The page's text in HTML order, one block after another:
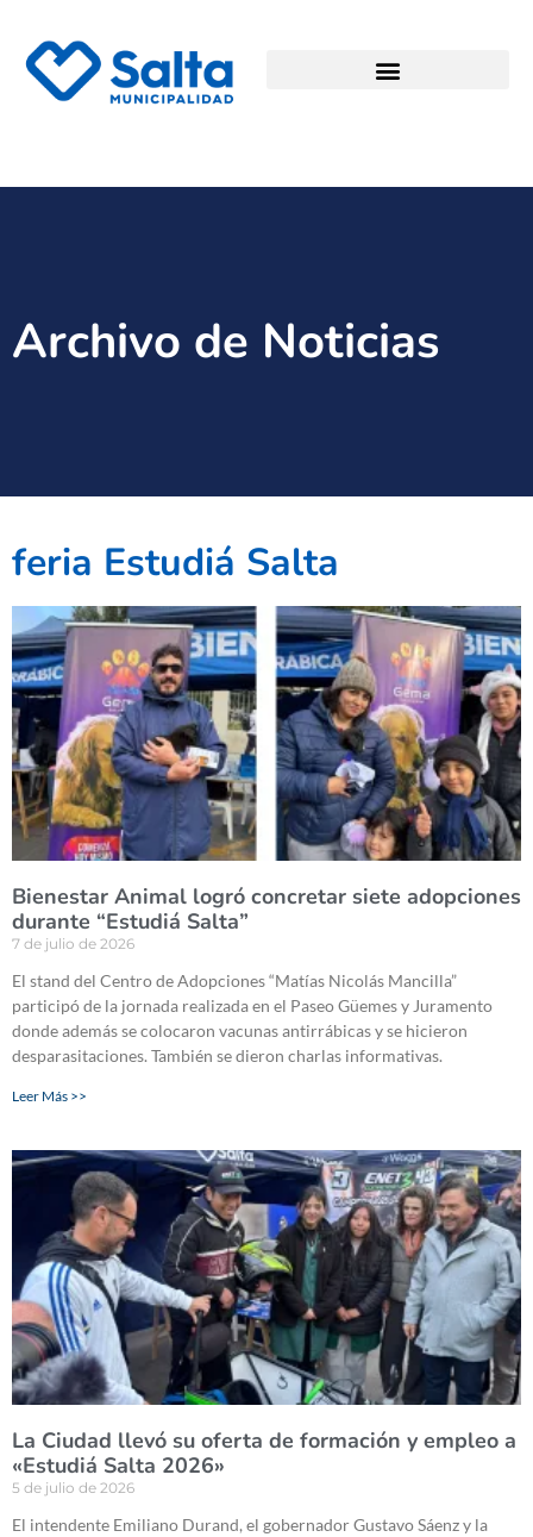
Archivo de Noticias
feria Estudiá Salta
Bienestar Animal logró concretar siete adopciones
durante “Estudiá Salta”
7 de julio de 2026
El stand del Centro de Adopciones “Matías Nicolás Mancilla”
participó de la jornada realizada en el Paseo Güemes y Juramento
donde además se colocaron vacunas antirrábicas y se hicieron
desparasitaciones. También se dieron charlas informativas.
Leer Más >>
La Ciudad llevó su oferta de formación y empleo a
«Estudiá Salta 2026»
5 de julio de 2026
El intendente Emiliano Durand, el gobernador Gustavo Sáenz y la